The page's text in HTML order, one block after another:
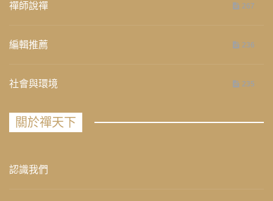
禪師說禪 267
編輯推薦 236
社會與環境 235
關於禪天下
認識我們